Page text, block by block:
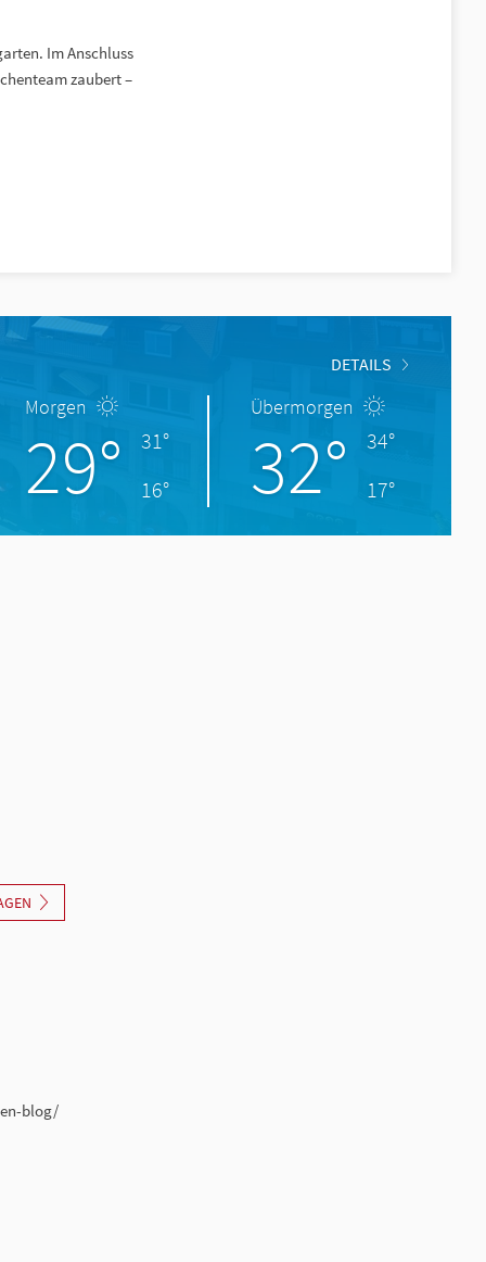
Im Anschluss
zaubert –
DETAILS
Morgen
29°
31°
16°
Übermorgen
32°
34°
17°
blog/